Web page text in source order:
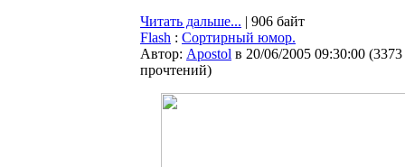
Читать дальше... | 906 байт
Flash : Сортирный юмор.
Автор: Apostol в 20/06/2005 09:30:00 (3373
прочтений)